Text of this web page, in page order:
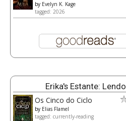
by Evelyn K. Kage
tagged: 2026
Erika's Estante: Lendo
Os Cinco do Ciclo
by Elias Flamel
tagged: currently-reading